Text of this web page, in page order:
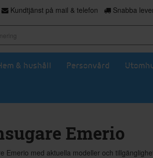
Kundtjänst på mail & telefon Snabba
& hushåll Personvård
Emerio
Emerio med aktuella modeller och